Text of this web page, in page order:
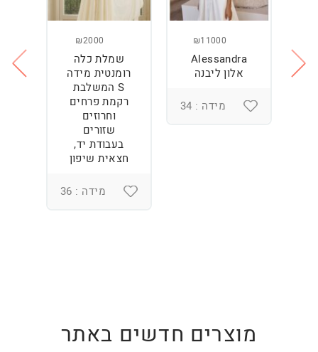
₪11000
Alessandra
אלון ליבנה
מידה : 34
₪2000
שמלת כלה
רומנטית מידה
S המשלבת
רקמת פרחים
וחרוזים
שזורים
בעבודת יד,
חצאית שיפון
מידה : 36
מוצרים חדשים באתר